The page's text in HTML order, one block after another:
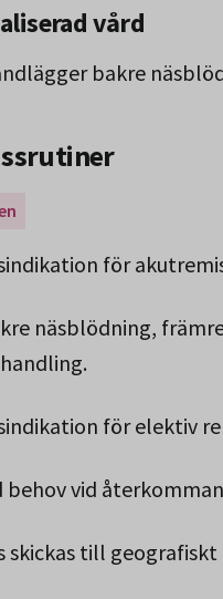
vård
bakre
för Region
för
näsblödning,
för elektiv
behov vid
skickas till